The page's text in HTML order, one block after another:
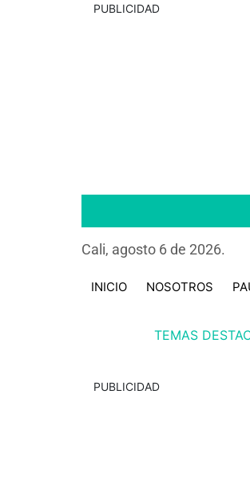
PUBLICIDAD
Cali, agosto 6 de 2026.
INICIO NOSOTROS
TEMAS
PUBLICIDAD